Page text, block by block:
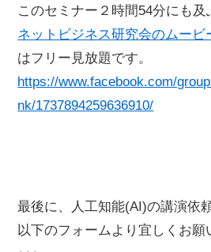
このセミナー２時間54分にも及
ネットビジネス研究会のムービ
はフリー見放題です。
https://www.facebook.com/
nk/1737894259636910/
最後に、人工知能(AI)の講演依
以下のフォームより宜しくお願